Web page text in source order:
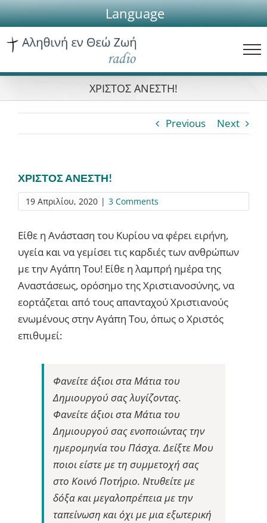
Skip
to
content
Language
ΧΡΙΣΤΟΣ ΑΝΕΣΤΗ!
Previous Next
ΧΡΙΣΤΟΣ ΑΝΕΣΤΗ!
19 Απριλίου, 2020 | 3 Comments
Είθε η Ανάσταση του Κυρίου να φέρει ειρήνη,
υγεία και να γεμίσει τις καρδιές των ανθρώπων
με την Αγάπη Του! Είθε η λαμπρή ημέρα της
Αναστάσεως, ορόσημο της Χριστιανοσύνης, να
εορτάζεται από τους απανταχού Χριστιανούς
ενωμένους στην Αγάπη Του, όπως ο Χριστός
επιθυμεί:
Φανείτε άξιοι στα Μάτια του
Δημιουργού σας λυγίζοντας.
Φανείτε άξιοι στα Μάτια του
Δημιουργού σας ενοποιώντας την
ημερομηνία του Πάσχα. Δείξτε Μου
ποιοι είστε με τη συμμετοχή σας
στο Κοινό Ποτήριο. Ντυθείτε με
δόξα και μεγαλοπρέπεια με την
ταπείνωση και όχι με μια εξωτερική